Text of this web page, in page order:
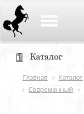
Каталог
Главная Каталог
Современный